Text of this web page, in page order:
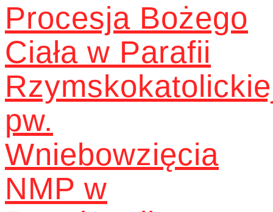
Procesja Bożego
Ciała w Parafii
pw.
Wniebowzięcia
NMP w